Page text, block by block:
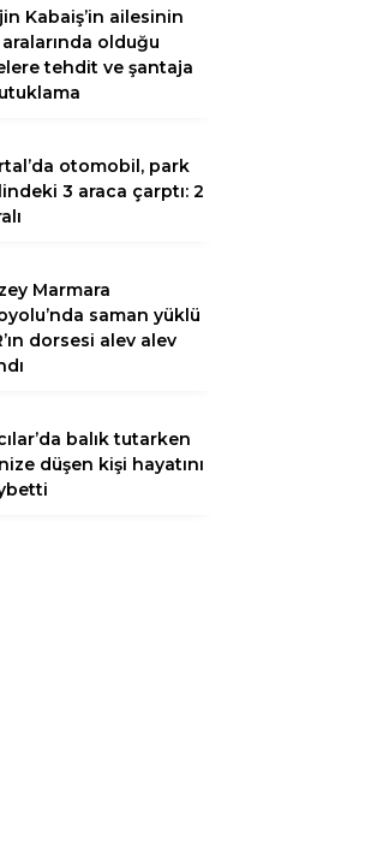
Kabaiş’in ailesinin
olduğu
tehdit ve şantaja
otomobil, park
3 araca çarptı: 2
Marmara
saman yüklü
dorsesi alev alev
balık tutarken
düşen kişi hayatını